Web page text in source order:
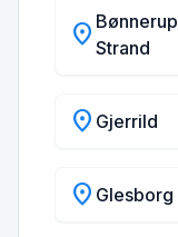
location_on Bønnerup
Strand
location_on Gjerrild
location_on Glesborg